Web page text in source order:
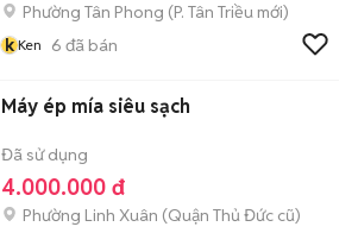
Phường Tân Phong (P. Tân Triều mới)
k Ken 6 đã bán
Máy ép mía siêu sạch
Đã sử dụng
4.000.000 đ
Phường Linh Xuân (Quận Thủ Đức cũ)